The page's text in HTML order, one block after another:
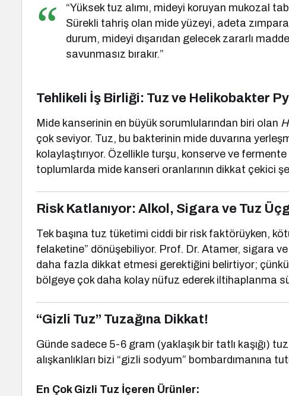
“Yüksek tuz alımı, mideyi koruyan mukozal
Sürekli tahriş olan mide yüzeyi, adeta zımpara
durum, mideyi dışarıdan gelecek zararlı
savunmasız bırakır.”
Tehlikeli İş Birliği: Tuz ve Helikobakter
Mide kanserinin en büyük sorumlularından biri olan
çok seviyor. Tuz, bu bakterinin mide duvarına
kolaylaştırıyor. Özellikle turşu, konserve ve fermente
toplumlarda mide kanseri oranlarının dikkat çekici
Risk Katlanıyor: Alkol, Sigara ve Tuz
Tek başına tuz tüketimi ciddi bir risk faktörüyken,
felaketine” dönüşebiliyor. Prof. Dr. Atamer, sigara
daha fazla dikkat etmesi gerektiğini belirtiyor; çünkü
bölgeye çok daha kolay nüfuz ederek iltihaplanma
“Gizli Tuz” Tuzağına Dikkat!
Günde sadece 5-6 gram (yaklaşık bir tatlı kaşığı)
alışkanlıkları bizi “gizli sodyum” bombardımanına
En Çok Gizli Tuz İçeren Ürünler: